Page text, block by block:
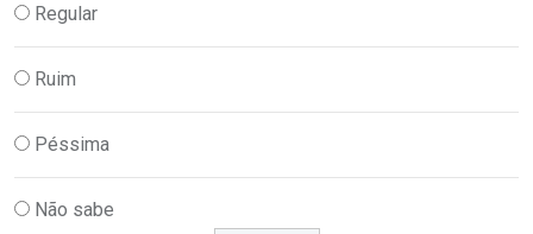
Regular
Ruim
Péssima
Não sabe